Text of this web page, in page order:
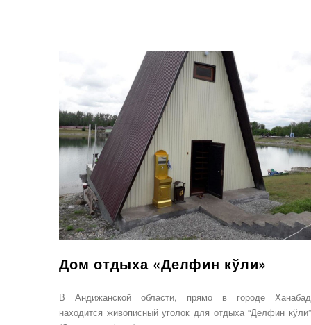
Дом отдыха «Делфин кўли»
В Андижанской области, прямо в городе Ханабад
находится живописный уголок для отдыха “Делфин кўли”